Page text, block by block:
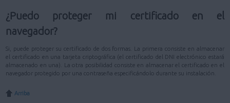
¿Puedo proteger mi certificado en el
navegador?
Si, puede proteger su certificado de dos formas. La primera consiste en almacenar
el certificado en una tarjeta criptográfica (el certificado del DNI electrónico estará
almacenado en una). La otra posibilidad consiste en almacenar el certificado en el
navegador protegido por una contraseña especificándolo durante su instalación.
Arriba